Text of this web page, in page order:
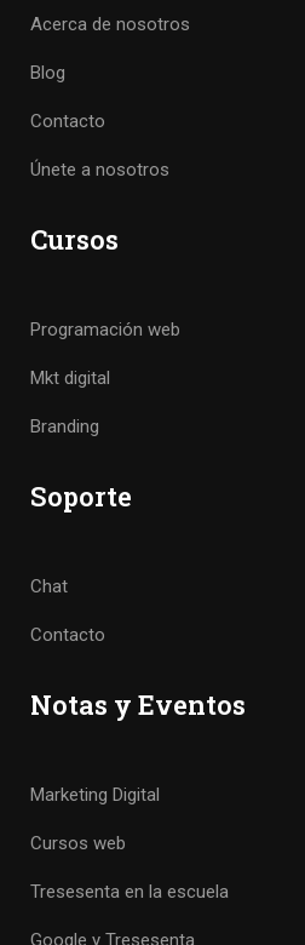
Acerca de nosotros
Blog
Contacto
Únete a nosotros
Cursos
Programación web
Mkt digital
Branding
Soporte
Chat
Contacto
Notas y Eventos
Marketing Digital
Cursos web
Tresesenta en la escuela
Google y Tresesenta